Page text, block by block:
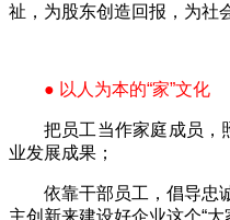
祉，为股东创造回报，为社
● 以人为本的“家”文化
把员工当作家庭成员，
业发展成果；
依靠干部员工，倡导忠
主创新来建设好企业这个“大